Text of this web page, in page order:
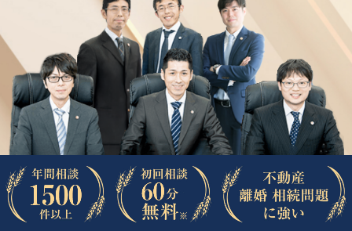
相続・遺言
離婚（夫婦間トラブル）
企業法務
労働問題（解雇，残業等）
刑事弁護
交通事故
相続・遺言
離婚（夫婦間トラブル）
企業法務
労働問題（解雇，残業等）
刑事弁護
交通事故